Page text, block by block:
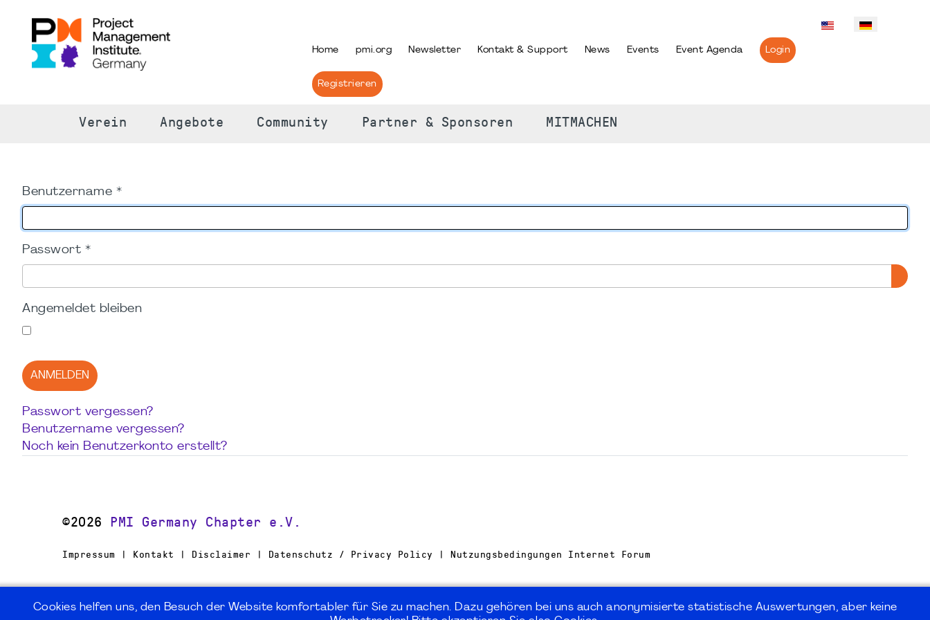
Home pmi.org Newsletter Kontakt & Support News Events Event Agenda Login
Registrieren
Verein Angebote Community Partner & Sponsoren MITMACHEN
Benutzername *
Passwort *
Angemeldet bleiben
ANMELDEN
Passwort vergessen?
Benutzername vergessen?
Noch kein Benutzerkonto erstellt?
©2026 PMI Germany Chapter e.V.
Impressum | Kontakt | Disclaimer | Datenschutz / Privacy Policy | Nutzungsbedingungen Internet Forum
Cookies helfen uns, den Besuch der Website komfortabler für Sie zu machen. Dazu gehören bei uns auch anonymisierte statistische Auswertungen, aber keine